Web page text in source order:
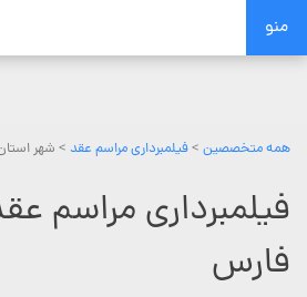
Skip
منو
همه متخصصین >فیلمبرداری مراسم عقد > شهر
فیلمبرداری مراسم
فارس